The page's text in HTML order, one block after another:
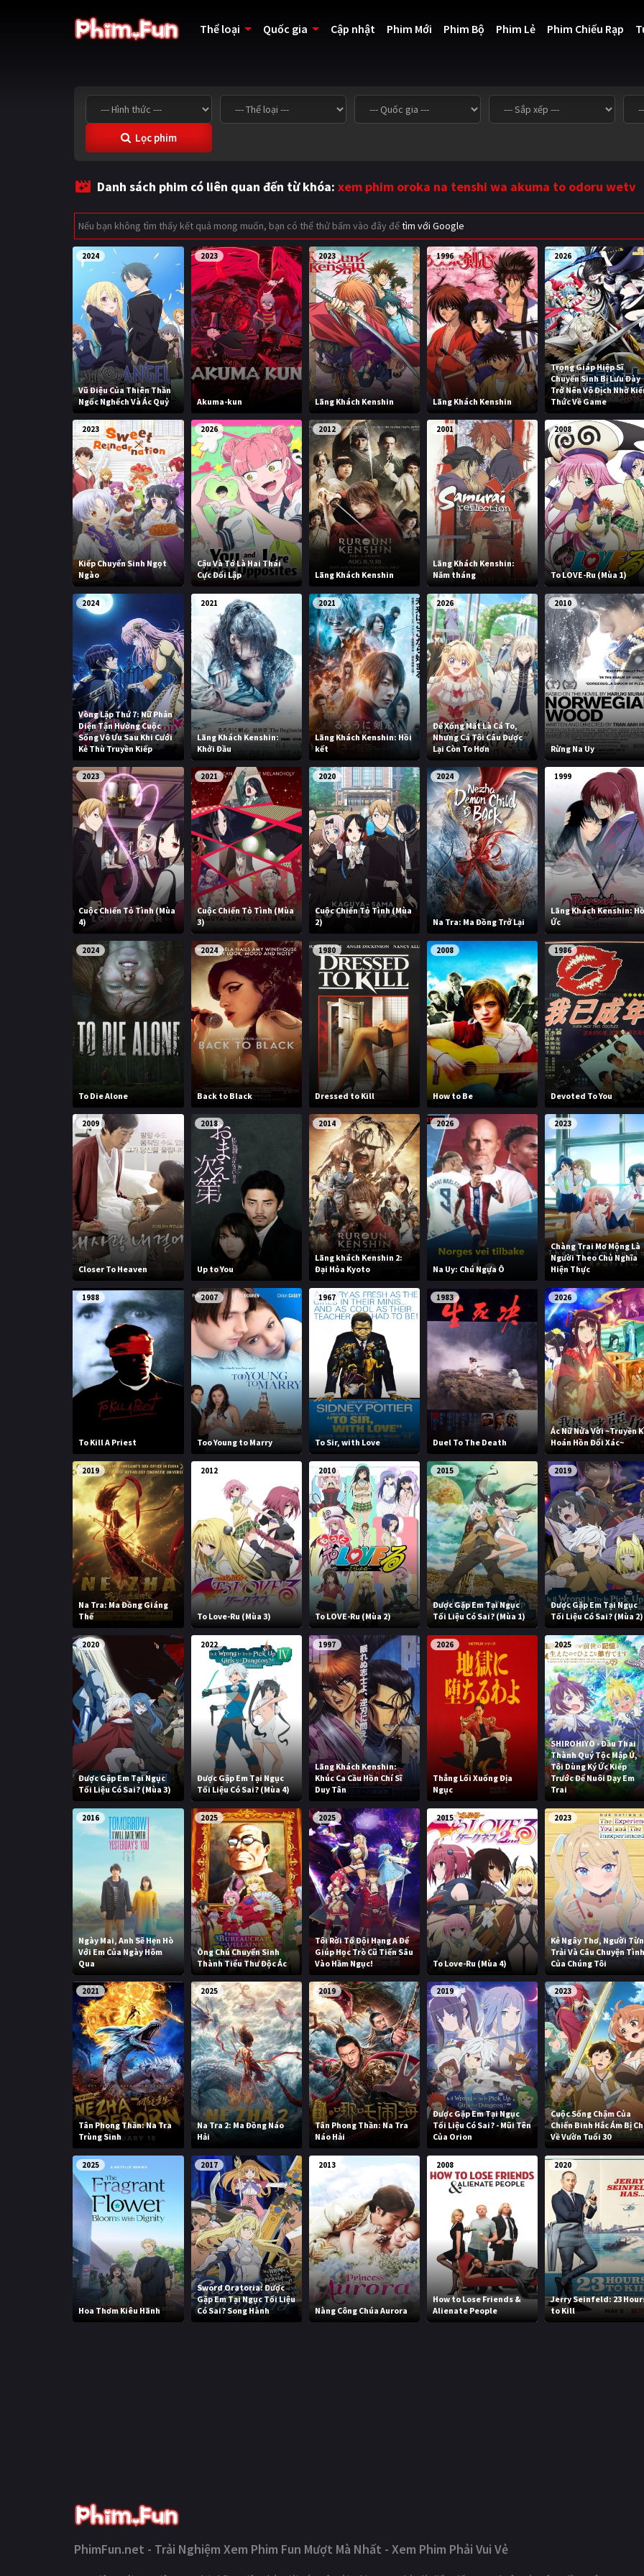
Thể loại Quốc gia Cập nhật Phim Mới Phim Bộ Phim Lẻ Phim Chiếu Rạp
Lọc phim
Danh sách phim có liên quan đến từ khóa: xem phim oroka na tenshi wa akuma to odoru wetv
Nếu bạn không tìm thấy kết quả mong muốn, bạn có thể thử bấm vào đây đểtìm với Google
2024
Vũ Điệu Của Thiên Thần
Ngốc Nghếch Và Ác Quỷ
2023
Akuma-kun
2023
Lãng Khách Kenshin
1996
Lãng Khách Kenshin
2026
Trọng Giáp Hiệp Sĩ
Chuyển Sinh Bị Lưu Đày
Trở Nên Vô Địch Nhờ
Thức Về Game
2023
Kiếp Chuyển Sinh Ngọt
Ngào
2026
Cậu Và Tớ Là Hai Thái
Cực Đối Lập
2012
Lãng Khách Kenshin
2001
Lãng Khách Kenshin:
Năm tháng
2008
To LOVE-Ru (Mùa 1)
2024
Vòng Lặp Thứ 7: Nữ Phản
Diện Tận Hưởng Cuộc
Sống Vô Ưu Sau Khi Cưới
Kẻ Thù Truyền Kiếp
2021
Lãng Khách Kenshin:
Khởi Đầu
2021
Lãng Khách Kenshin: Hồi
kết
2026
Để Xổng Mất Là Cá To,
Nhưng Cá Tôi Câu Được
Lại Còn To Hơn
2010
Rừng Na Uy
2023
Cuộc Chiến Tỏ Tình (Mùa
4)
2021
Cuộc Chiến Tỏ Tình (Mùa
3)
2020
Cuộc Chiến Tỏ Tình (Mùa
2)
2024
Na Tra: Ma Đồng Trở Lại
1999
Lãng Khách Kenshin:
Ức
2024
To Die Alone
2024
Back to Black
1980
Dressed to Kill
2008
How to Be
1986
Devoted To You
2009
Closer To Heaven
2018
Up to You
2014
Lãng khách Kenshin 2:
Đại Hỏa Kyoto
2026
Na Uy: Chú Ngựa Ô
2023
Chàng Trai Mơ Mộng Là
Người Theo Chủ Nghĩa
Hiện Thực
1988
To Kill A Priest
2007
Too Young to Marry
1967
To Sir, with Love
1983
Duel To The Death
2026
Ác Nữ Nửa Vời ~Truyền
Hoán Hồn Đổi Xác~
2019
Na Tra: Ma Đồng Giáng
Thế
2012
To Love-Ru (Mùa 3)
2010
To LOVE-Ru (Mùa 2)
2015
Được Gặp Em Tại Ngục
Tối Liệu Có Sai? (Mùa 1)
2019
Được Gặp Em Tại Ngục
Tối Liệu Có Sai? (Mùa 2)
2020
Được Gặp Em Tại Ngục
Tối Liệu Có Sai? (Mùa 3)
2022
Được Gặp Em Tại Ngục
Tối Liệu Có Sai? (Mùa 4)
1997
Lãng Khách Kenshin:
Khúc Ca Cầu Hồn Chí Sĩ
Duy Tân
2026
Thẳng Lối Xuống Địa
Ngục
2025
SHIROHIYO - Đầu Thai
Thành Quý Tộc Mập Ú,
Tôi Dùng Ký Ức Kiếp
Trước Để Nuôi Dạy Em
Trai
2016
Ngày Mai, Anh Sẽ Hẹn Hò
Với Em Của Ngày Hôm
Qua
2025
Ông Chú Chuyển Sinh
Thành Tiểu Thư Độc Ác
2025
Tôi Rời Tổ Đội Hạng A Để
Giúp Học Trò Cũ Tiến Sâu
Vào Hầm Ngục!
2015
To Love-Ru (Mùa 4)
2023
Kẻ Ngây Thơ, Người
Trải Và Câu Chuyện Tình
Của Chúng Tôi
2021
Tân Phong Thần: Na Tra
Trùng Sinh
2025
Na Tra 2: Ma Đồng Náo
Hải
2019
Tân Phong Thần: Na Tra
Náo Hải
2019
Được Gặp Em Tại Ngục
Tối Liệu Có Sai? - Mũi Tên
Của Orion
2023
Cuộc Sống Chậm Của
Chiến Binh Hắc Ám Bị
Về Vườn Tuổi 30
2025
Hoa Thơm Kiêu Hãnh
2017
Sword Oratoria: Được
Gặp Em Tại Ngục Tối Liệu
Có Sai? Song Hành
2013
Nàng Công Chúa Aurora
2008
How to Lose Friends &
Alienate People
2020
Jerry Seinfeld: 23
to Kill
PhimFun.net - Trải Nghiệm Xem Phim Fun Mượt Mà Nhất - Xem Phim Phải Vui Vẻ